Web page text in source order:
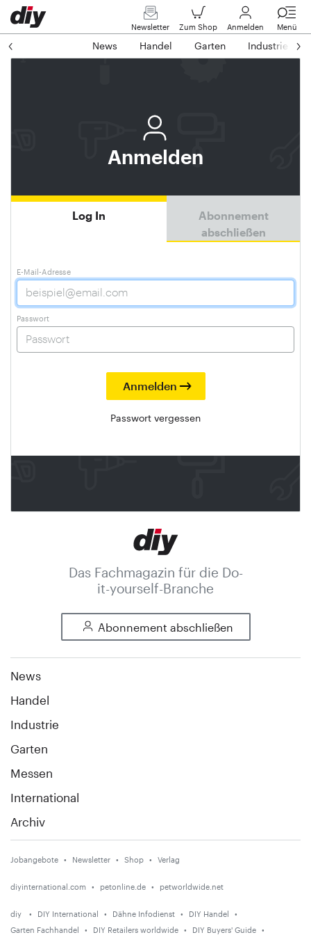
Newsletter Zum Shop Anmelden Menü
News Handel Garten Industrie
Anmelden
Log In
Abonnement
abschließen
E-Mail-Adresse
Passwort
Passwort vergessen
Das Fachmagazin für die Do-
it-yourself-Branche
Abonnement abschließen
News
Handel
Industrie
Garten
Messen
International
Archiv
Jobangebote Newsletter Shop Verlag
diyinternational.com petonline.de petworldwide.net
diy DIY International Dähne Infodienst
DIY Handel
Garten Fachhandel
DIY Retailers worldwide DIY Buyers' Guide